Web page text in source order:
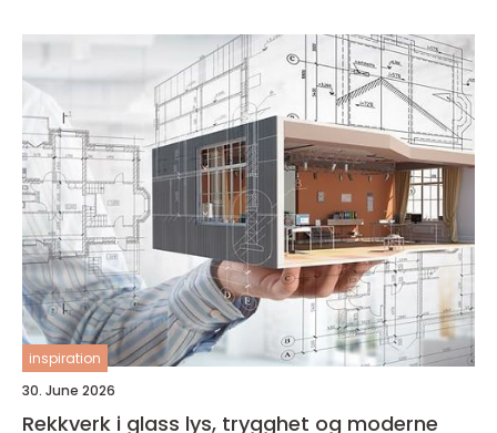
inspiration
30. June 2026
Rekkverk i glass lys, trygghet og moderne